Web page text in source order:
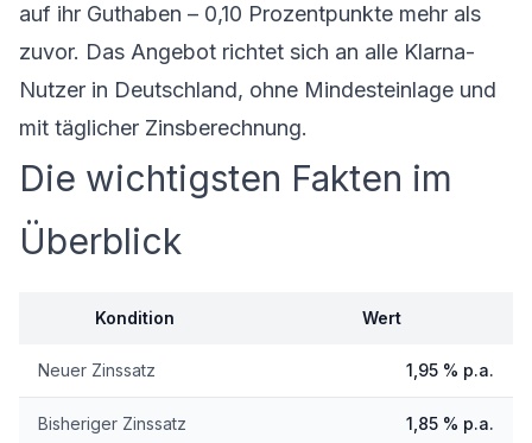
auf ihr Guthaben – 0,10 Prozentpunkte mehr als
zuvor. Das Angebot richtet sich an alle Klarna-
Nutzer in Deutschland, ohne Mindesteinlage und
mit täglicher Zinsberechnung.
Die wichtigsten Fakten im
Überblick
Kondition Wert
Neuer Zinssatz 1,95 % p.a.
Bisheriger Zinssatz 1,85 % p.a.